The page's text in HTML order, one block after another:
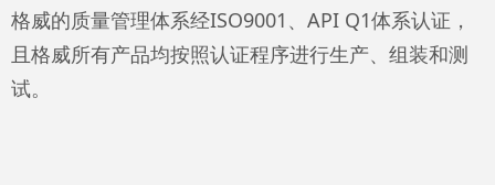
格威的质量管理体系经ISO9001、API Q1体系认证，
且格威所有产品均按照认证程序进行生产、组装和测
试。